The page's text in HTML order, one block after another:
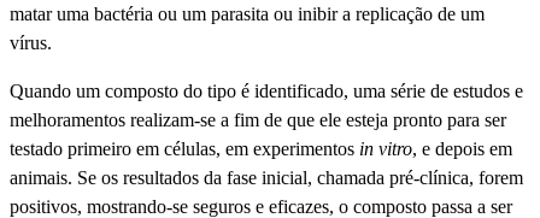
matar uma bactéria ou um parasita ou inibir a replicação de um
vírus.
Quando um composto do tipo é identificado, uma série de estudos e
melhoramentos realizam-se a fim de que ele esteja pronto para ser
testado primeiro em células, em experimentos in vitro, e depois em
animais. Se os resultados da fase inicial, chamada pré-clínica, forem
positivos, mostrando-se seguros e eficazes, o composto passa a ser